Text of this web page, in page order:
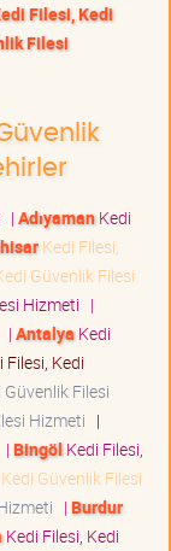
Filesi, Kedi
Filesi
| AdıyamanKedi
Kedi Filesi,
Güvenlik Filesi
Hizmeti |
| Antalya Kedi
Kedi
Filesi
Hizmeti |
| Bingöl Kedi Filesi,
Güvenlik Filesi
| Burdur
Kedi Filesi, Kedi